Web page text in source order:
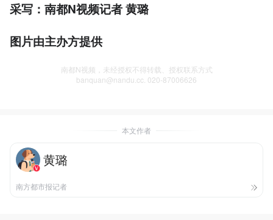
采写：南都N视频记者 黄璐
图片由主办方提供
南都N视频，未经授权不得转载、授权联系方式
banquan@nandu.cc. 020-87006626
本文作者
黄璐
南方都市报记者